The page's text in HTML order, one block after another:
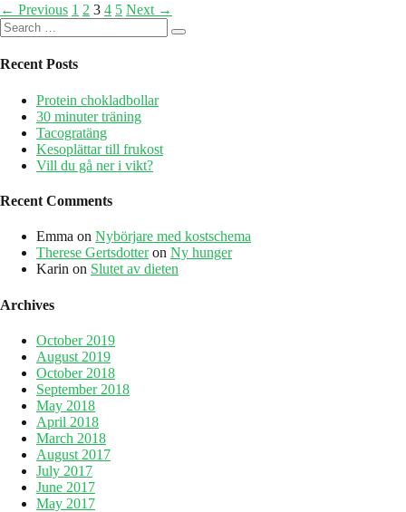
Posts
navigation
← Previous 1 2 3 4 5 Next →
Search
for:
Recent Posts
Protein chokladbollar
30 minuter träning
Tacogratäng
Kesoplättar till frukost
Vill du gå ner i vikt?
Recent Comments
Emma on Nybörjare med kostschema
Therese Gertsdotteron Ny hunger
Karin on Slutet av dieten
Archives
October 2019
August 2019
October 2018
September 2018
May 2018
April 2018
March 2018
August 2017
July 2017
June 2017
May 2017